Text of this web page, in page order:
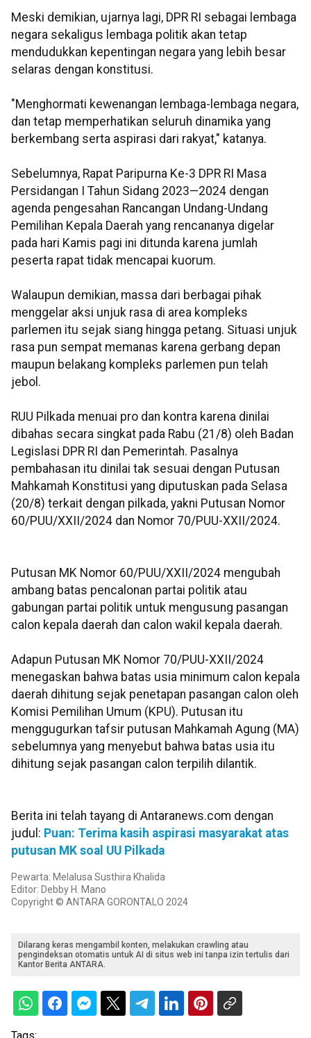
Meski demikian, ujarnya lagi, DPR RI sebagai lembaga
negara sekaligus lembaga politik akan tetap
mendudukkan kepentingan negara yang lebih besar
selaras dengan konstitusi.
"Menghormati kewenangan lembaga-lembaga negara,
dan tetap memperhatikan seluruh dinamika yang
berkembang serta aspirasi dari rakyat," katanya.
Sebelumnya, Rapat Paripurna Ke-3 DPR RI Masa
Persidangan I Tahun Sidang 2023—2024 dengan
agenda pengesahan Rancangan Undang-Undang
Pemilihan Kepala Daerah yang rencananya digelar
pada hari Kamis pagi ini ditunda karena jumlah
peserta rapat tidak mencapai kuorum.
Walaupun demikian, massa dari berbagai pihak
menggelar aksi unjuk rasa di area kompleks
parlemen itu sejak siang hingga petang. Situasi unjuk
rasa pun sempat memanas karena gerbang depan
maupun belakang kompleks parlemen pun telah
jebol.
RUU Pilkada menuai pro dan kontra karena dinilai
dibahas secara singkat pada Rabu (21/8) oleh Badan
Legislasi DPR RI dan Pemerintah. Pasalnya
pembahasan itu dinilai tak sesuai dengan Putusan
Mahkamah Konstitusi yang diputuskan pada Selasa
(20/8) terkait dengan pilkada, yakni Putusan Nomor
60/PUU/XXII/2024 dan Nomor 70/PUU-XXII/2024.
Putusan MK Nomor 60/PUU/XXII/2024 mengubah
ambang batas pencalonan partai politik atau
gabungan partai politik untuk mengusung pasangan
calon kepala daerah dan calon wakil kepala daerah.
Adapun Putusan MK Nomor 70/PUU-XXII/2024
menegaskan bahwa batas usia minimum calon kepala
daerah dihitung sejak penetapan pasangan calon oleh
Komisi Pemilihan Umum (KPU). Putusan itu
menggugurkan tafsir putusan Mahkamah Agung (MA)
sebelumnya yang menyebut bahwa batas usia itu
dihitung sejak pasangan calon terpilih dilantik.
Berita ini telah tayang di Antaranews.com dengan
judul: Puan: Terima kasih aspirasi masyarakat atas
putusan MK soal UU Pilkada
Pewarta: Melalusa Susthira Khalida
Editor: Debby H. Mano
Copyright © ANTARA GORONTALO 2024
Dilarang keras mengambil konten, melakukan crawling atau
pengindeksan otomatis untuk AI di situs web ini tanpa izin tertulis dari
Kantor Berita ANTARA.